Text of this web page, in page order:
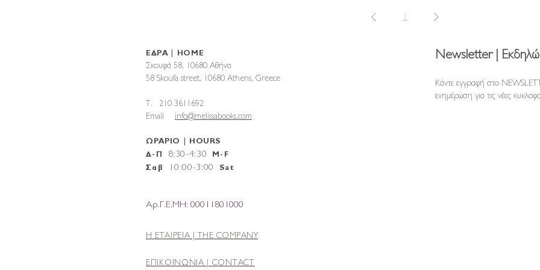
1
ΕΔΡΑ | HOME
Σκουφά 58, 10680 Αθήνα
58 Skoufa street, 10680 Athens, Greece
T. 210 3611692
Email info@melissabooks.com
ΩΡΑΡΙΟ | HOURS
Δ-Π
8:30-4:30 M-F
Σαβ
10 :00-3:00 Sat
Αρ.Γ.Ε.ΜΗ: 00011801000
Η ΕΤΑΙΡΕΙΑ |THE COMPANY
ΕΠΙΚΟΙΝΩΝΙΑ | CONTACT
Newsletter |
Κάντε εγγραφή στο
ενημέρωση για τις νέες